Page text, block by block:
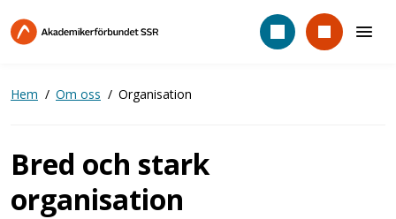
till
Hem Om oss Organisation
Bred och stark
organisation